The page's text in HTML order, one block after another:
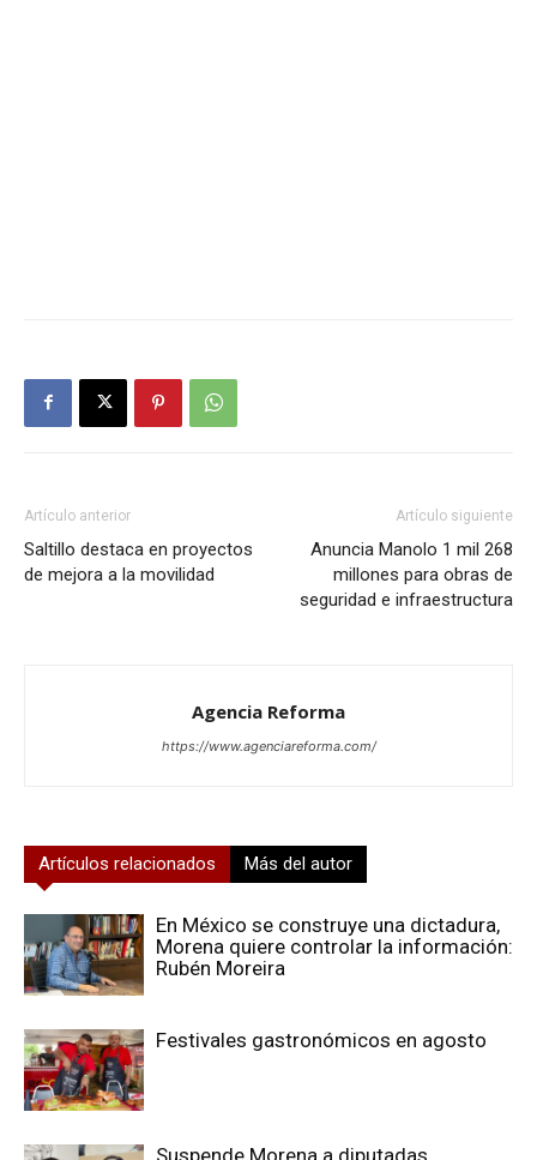
Artículo anterior
Saltillo destaca en proyectos
de mejora a la movilidad
Artículo siguiente
Anuncia Manolo 1 mil 268
millones para obras de
seguridad e infraestructura
Agencia Reforma
https://www.agenciareforma.com/
Artículos relacionados Más del autor
En México se construye una dictadura,
Morena quiere controlar la información:
Rubén Moreira
Festivales gastronómicos en agosto
Suspende Morena a diputadas